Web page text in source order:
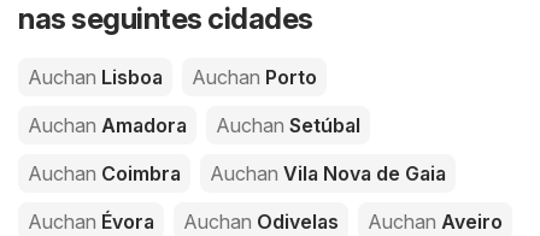
nas seguintes cidades
Auchan Lisboa Auchan Porto
Auchan Amadora Auchan Setúbal
Auchan Coimbra Auchan Vila Nova de Gaia
Auchan Évora Auchan Odivelas Auchan Aveiro